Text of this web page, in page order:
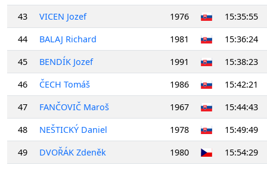
43
VICEN Jozef 1976
15:35:55
44
BALAJ Richard 1981
15:36:24
45
BENDÍK Jozef 1991
15:38:23
46
ČECH Tomáš 1986
15:42:21
47
FANČOVIČ Maroš 1967
15:44:43
48
NEŠTICKÝ Daniel 1978
15:49:49
49
DVOŘÁK Zdeněk 1980
15:54:29